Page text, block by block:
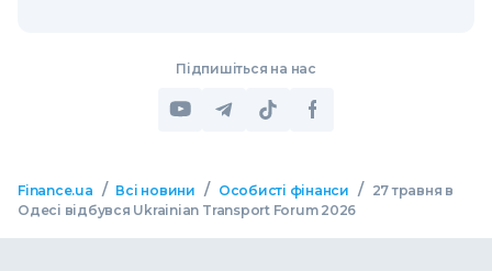
Підпишіться на нас
Finance.ua / Всі новини / Особисті фінанси /
27 травня в
Одесі відбувся Ukrainian Transport Forum 2026